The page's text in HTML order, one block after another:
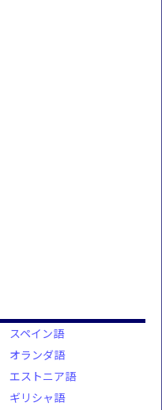
スペイン語
オランダ語
エストニア語
ギリシャ語